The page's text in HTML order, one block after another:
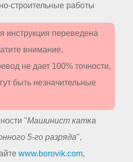
строительные работы
инструкция переведена
внимание,
не дает 100% точности,
быть незначительные
"Машинист катка
5-го разряда",
www.borovik.com,